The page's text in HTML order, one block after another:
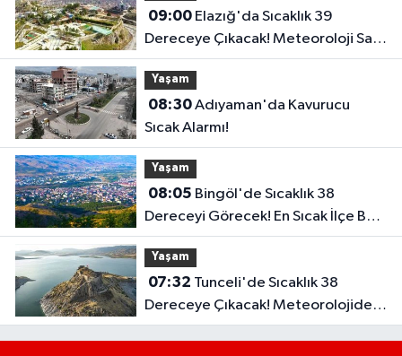
09:00Elazığ'da Sıcaklık 39
Dereceye Çıkacak! Meteoroloji Saat
Vererek Uyardı..
Yaşam
08:30Adıyaman'da Kavurucu
Sıcak Alarmı!
Yaşam
08:05
Dereceyi Görecek! En Sıcak İlçe Belli
Oldu..
Yaşam
07:32
Dereceye Çıkacak! Meteorolojiden
Yeni Tahmin